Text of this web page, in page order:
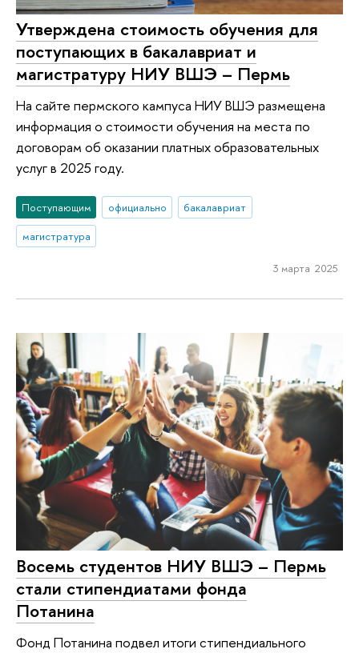
Утверждена стоимость обучения для
поступающих в бакалавриат и
магистратуру НИУ ВШЭ – Пермь
На сайте пермского кампуса НИУ ВШЭ размещена
информация о стоимости обучения на места по
договорам об оказании платных образовательных
услуг в 2025 году.
Поступающим официально
бакалавриат
магистратура
3 марта 2025
Восемь студентов НИУ ВШЭ – Пермь
стали стипендиатами фонда
Потанина
Фонд Потанина подвел итоги стипендиального